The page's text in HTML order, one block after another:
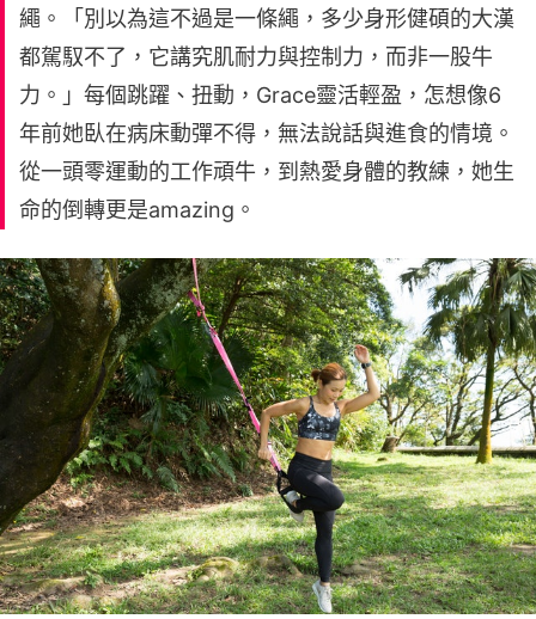
繩。「別以為這不過是一條繩，多少身形健碩的大漢
都駕馭不了，它講究肌耐力與控制力，而非一股牛
力。」每個跳躍、扭動，Grace靈活輕盈，怎想像6
年前她臥在病床動彈不得，無法說話與進食的情境。
從一頭零運動的工作頑牛，到熱愛身體的教練，她生
命的倒轉更是amazing。